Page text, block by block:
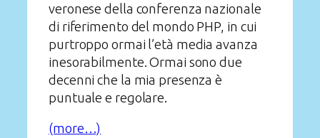
veronese della conferenza nazionale
di riferimento del mondo PHP, in cui
purtroppo ormai l’età media avanza
inesorabilmente. Ormai sono due
decenni che la mia presenza è
puntuale e regolare.
(more…)